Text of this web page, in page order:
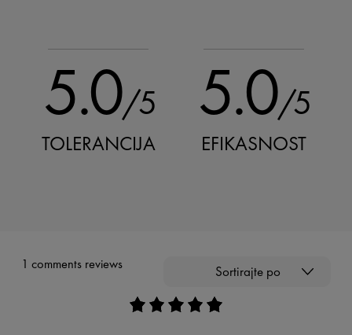
5.0/5
TOLERANCIJA
5.0/5
EFIKASNOST
1 comments reviews Sortirajte po